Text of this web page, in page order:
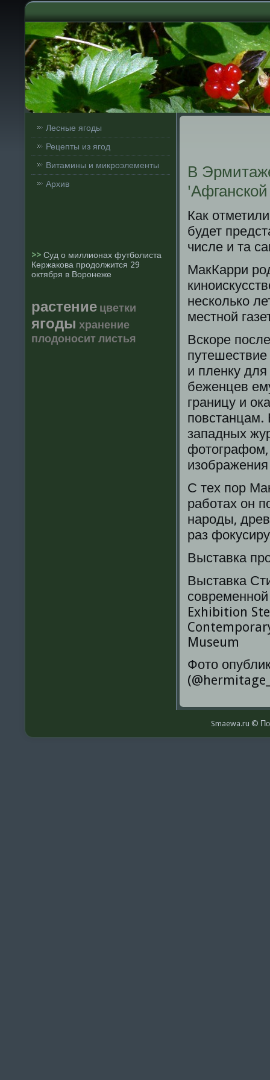
Лесные ягоды
Рецепты из ягод
Витамины и микроэлементы
Архив
>> Суд о миллионах футболиста
Кержакова продолжится 29
октября в Воронеже
растение цветки
ягоды хранение
плодоноситлистья
В
Как
будет
числе и та
МакКарри
несколько
местной
Вскоре
и пленку
беженцев
границу и
повстанцам.
западных
фотографом,
С тех пор
работах он
народы,
раз
Выставка
Выставка
Exhibition
Museum
Фото
Smaewa.ru ©